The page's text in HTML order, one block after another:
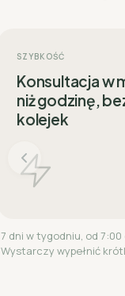
SZYBKOŚĆ
Konsultacja w
niż godzinę,
kolejek
7 dni w tygodniu, od 7:00
Wystarczy wypełnić